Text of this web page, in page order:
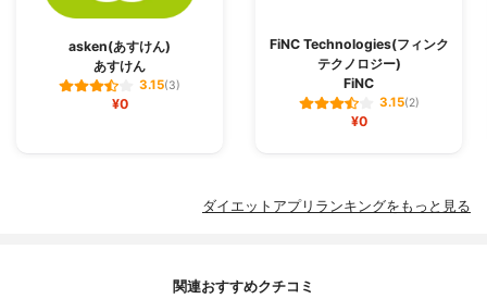
asken(あすけん)
あすけん
3.15(3)
¥0
FiNC Technologies(フィンク
テクノロジー)
FiNC
3.15(2)
¥0
ダイエットアプリランキングをもっと見る
関連おすすめクチコミ